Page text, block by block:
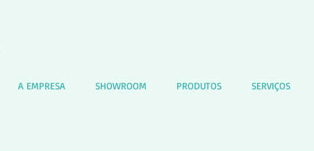
A EMPRESA SHOWROOM PRODUTOS SERVIÇOS